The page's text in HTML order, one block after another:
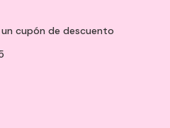
cupón de descuento